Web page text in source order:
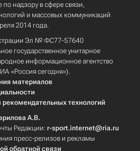
надзору в сфере связи,
и массовых коммуникаций
2014 года.
Эл № ФС77-57640
государственное унитарное
информационное агентство
«Россия сегодня»).
материалов
технологий
А.В.
Редакции: r-sport.internet@ria.ru
пресс-релизов и рекламы
обратной связи